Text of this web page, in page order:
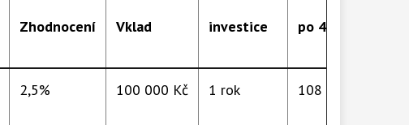
Zhodnocení Vklad investice po 4 letech
2,5% 100 000 Kč 1 rok 108 930 Kč